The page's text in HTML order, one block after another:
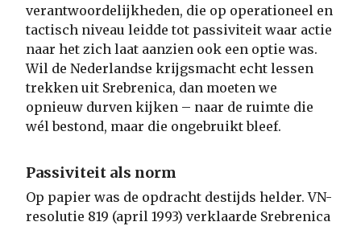
verantwoordelijkheden, die op operationeel en
tactisch niveau leidde tot passiviteit waar actie
naar het zich laat aanzien ook een optie was.
Wil de Nederlandse krijgsmacht echt lessen
trekken uit Srebrenica, dan moeten we
opnieuw durven kijken – naar de ruimte die
wél bestond, maar die ongebruikt bleef.
Passiviteit als norm
Op papier was de opdracht destijds helder. VN-
resolutie 819 (april 1993) verklaarde Srebrenica